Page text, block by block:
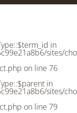
in
sites/
on line 76
in
sites/
on line 79